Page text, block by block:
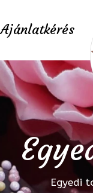
Ajánlatkérés
Egyedi